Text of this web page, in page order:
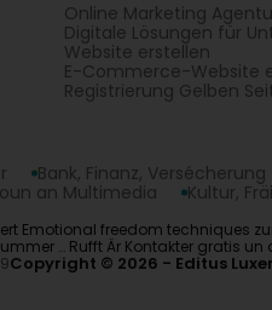
Online Marketing
Digitale Lösungen für
Website erstellen
E-Commerce-Website
Registrierung Gelben
Bank, Finanz, Versécherung
an Multimedia Kultur,
Emotional freedom techniques
… Rufft Är Kontakter gratis un
Copyright © 2026 Editus